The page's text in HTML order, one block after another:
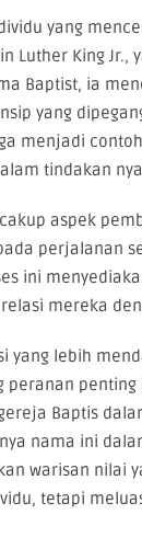
yang
Luther King Jr.,
Baptist, ia
yang
menjadi
tindakan
aspek
perjalanan
ini
mereka
lebih
peranan
Baptis
nama ini
warisan nilai
tetapi